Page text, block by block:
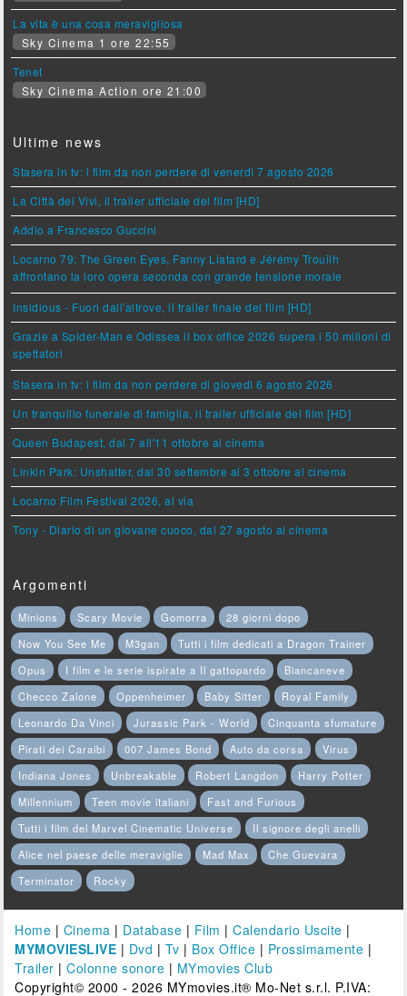
La vita è una cosa meravigliosa
Sky Cinema 1 ore 22:55
Tenet
Sky Cinema Action ore 21:00
Ultime news
Stasera in tv: i film da non perdere di venerdì 7 agosto 2026
La Città dei Vivi, il trailer ufficiale del film [HD]
Addio a Francesco Guccini
Locarno 79: The Green Eyes, Fanny Liatard e Jérémy Trouilh
affrontano la loro opera seconda con grande tensione morale
Insidious - Fuori dall'altrove, il trailer finale del film [HD]
Grazie a Spider-Man e Odissea il box office 2026 supera i 50 milioni di
spettatori
Stasera in tv: i film da non perdere di giovedì 6 agosto 2026
Un tranquillo funerale di famiglia, il trailer ufficiale del film [HD]
Queen Budapest, dal 7 all'11 ottobre al cinema
Linkin Park: Unshatter, dal 30 settembre al 3 ottobre al cinema
Locarno Film Festival 2026, al via
Tony - Diario di un giovane cuoco, dal 27 agosto al cinema
Argomenti
Minions Scary Movie Gomorra
28 giorni dopo
Now You See Me
M3gan
Tutti i film dedicati a Dragon Trainer
Opus
I film e le serie ispirate a Il gattopardo
Biancaneve
Checco Zalone
Oppenheimer Baby Sitter
Royal Family
Leonardo Da Vinci
Jurassic Park - World
Cinquanta sfumature
Pirati dei Caraibi
007 James Bond Auto da corsa
Virus
Indiana Jones
Unbreakable Robert Langdon
Harry Potter
Millennium
Teen movie italiani
Fast and Furious
Tutti i film del Marvel Cinematic Universe
Il signore degli anelli
Alice nel paese delle meraviglie
Mad Max
Che Guevara
Terminator
Rocky
Home | Cinema | Database | Film |Calendario Uscite |
MYMOVIESLIVE | Dvd | Tv | Box Office | Prossimamente |
Trailer |Colonne sonore | MYmovies Club
Copyright© 2000 - 2026 MYmovies.it® Mo-Net s.r.l. P.IVA: